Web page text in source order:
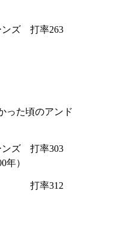
ンズ 打率263
った頃のアンド
ンズ 打率303
年）
打率312